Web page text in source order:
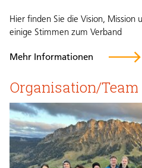
Hier finden Sie die Vision, Mission
einige Stimmen zum Verband
Mehr Informationen
Organisation/Team